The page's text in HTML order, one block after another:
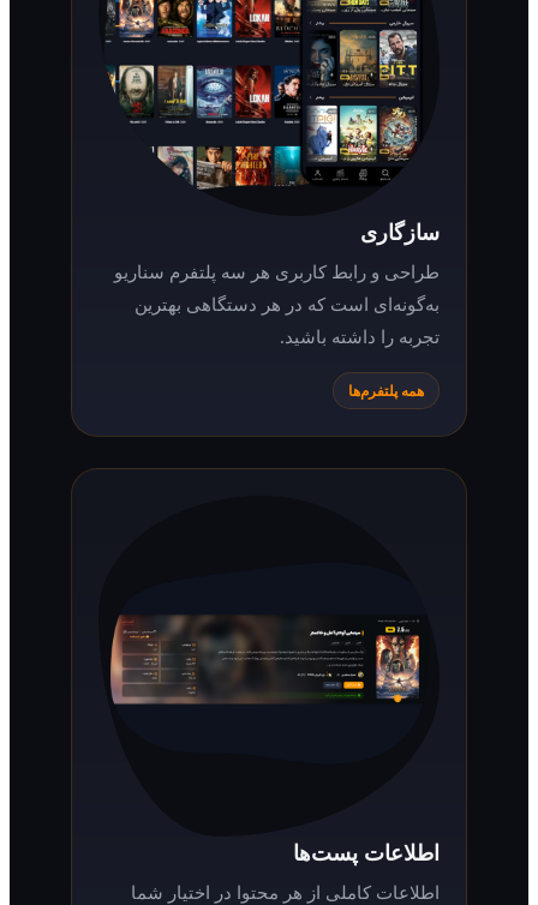
طراحی و رابط کاربری هر سه پلتفرم سناریو
به‌گونه‌ای است که در هر دستگاهی بهترین
تجربه را داشته باشید.
همه پلتفرم‌ها
اطلاعات پست‌ها
اطلاعات کاملی از هر محتوا در اختیار شما